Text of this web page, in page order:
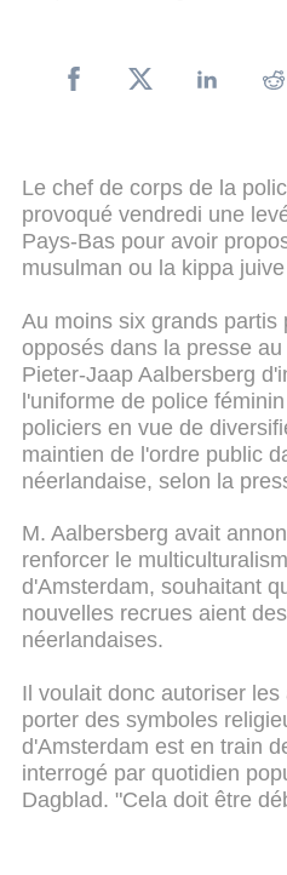
Le chef de corps de la
provoqué vendredi une
Pays-Bas pour avoir
musulman ou la kippa
Au moins six grands partis
opposés dans la presse
Pieter-Jaap Aalbersberg
l'uniforme de police
policiers en vue de
maintien de l'ordre public
néerlandaise, selon la
M. Aalbersberg avait
renforcer le
d'Amsterdam, souhaitant
nouvelles recrues aient
néerlandaises.
Il voulait donc autoriser
porter des symboles
d'Amsterdam est en train
interrogé par quotidien
Dagblad. "Cela doit être